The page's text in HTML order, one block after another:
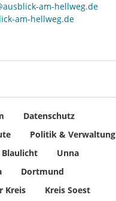
am-hellweg.de
am-hellweg.de
Datenschutz
Politik & Verwaltung
Blaulicht
Unna
Dortmund
Kreis
Kreis Soest